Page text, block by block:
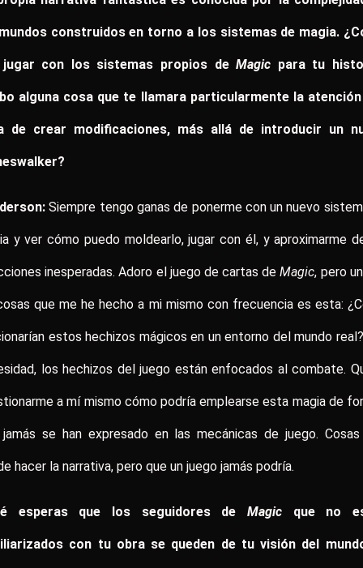
construidos en torno a los sistemas de magia.
con los sistemas propios deMagic para tu
alguna cosa que te llamara particularmente la
de crear modificaciones, más allá de introducir un
Siempre tengo ganas de ponerme con un nuevo
y ver cómo puedo moldearlo, jugar con él, y aproximarme
inesperadas. Adoro el juego de cartas deMagic, pero
que me he hecho a mi mismo con frecuencia es esta:
estos hechizos mágicos en un entorno del mundo
los hechizos del juego están enfocados al combate.
a mí mismo cómo podría emplearse esta magia de
se han expresado en las mecánicas de juego.
hacer la narrativa, pero que un juego jamás podría.
esperas que los seguidores de Magic que no
con tu obra se queden de tu visión del